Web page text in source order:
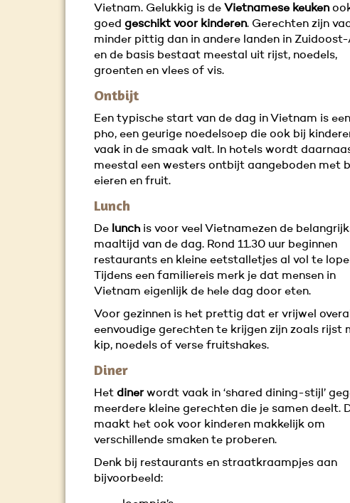
Vietnam. Gelukkig is de Vietnamese keuken
goed geschikt voor kinderen. Gerechten zijn
minder pittig dan in andere landen in Zuidoost-
en de basis bestaat meestal uit rijst, noedels,
groenten en vlees of vis.
Ontbijt
Een typische start van de dag in Vietnam is
pho, een geurige noedelsoep die ook bij
vaak in de smaak valt. In hotels wordt
meestal een westers ontbijt aangeboden met
eieren en fruit.
Lunch
De lunchis voor veel Vietnamezen de
maaltijd van de dag. Rond 11.30 uur beginnen
restaurants en kleine eetstalletjes al vol te
Tijdens een familiereis merk je dat mensen in
Vietnam eigenlijk de hele dag door eten.
Voor gezinnen is het prettig dat er vrijwel overal
eenvoudige gerechten te krijgen zijn zoals rijst
kip, noedels of verse fruitshakes.
Diner
Het dinerwordt vaak in ‘shared dining-stijl’
meerdere kleine gerechten die je samen deelt.
maakt het ook voor kinderen makkelijk om
verschillende smaken te proberen.
Denk bij restaurants en straatkraampjes aan
bijvoorbeeld: